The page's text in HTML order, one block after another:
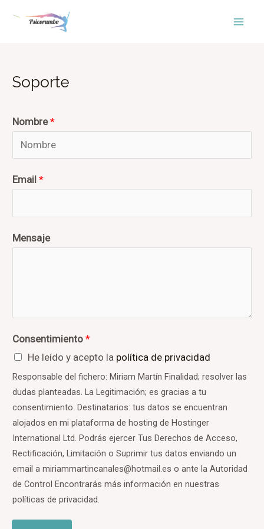
Soporte
Nombre*
Email *
Mensaje
Consentimiento *
He leído y acepto la política de privacidad
Responsable del fichero: Miriam Martín Finalidad; resolver las
dudas planteadas. La Legitimación; es gracias a tu
consentimiento. Destinatarios: tus datos se encuentran
alojados en mi plataforma de hosting de Hostinger
International Ltd. Podrás ejercer Tus Derechos de Acceso,
Rectificación, Limitación o Suprimir tus datos enviando un
email a miriammartincanales@hotmail.es o ante la Autoridad
de Control Encontrarás más información en nuestras
políticas de privacidad.